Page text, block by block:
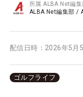
所属ALBA Net編集
ALBA Net編集部 /
配信日時： 2026年5月
ゴルフライフ